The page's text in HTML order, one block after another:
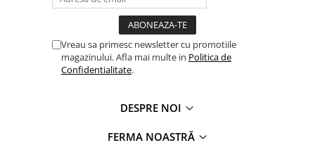
Vreau sa primesc newsletter cu promotiile
magazinului. Afla mai multe in Politica de
Confidentialitate.
DESPRE NOI
FERMA NOASTRĂ